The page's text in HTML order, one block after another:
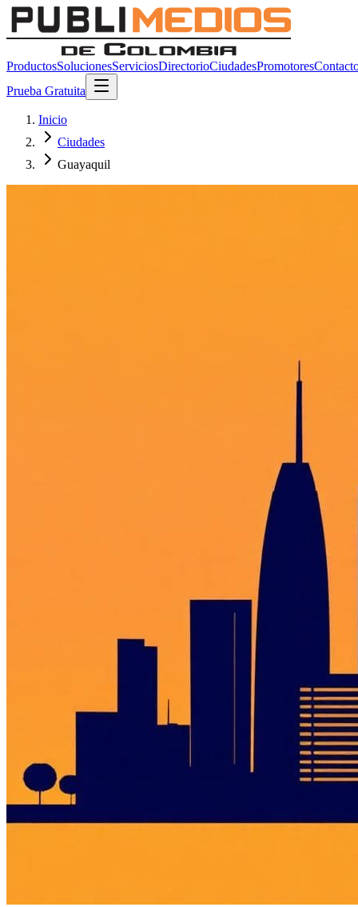
ProductosSolucionesServiciosDirectorioCiudadesPromotores
Prueba Gratuita
Inicio
Ciudades
Guayaquil